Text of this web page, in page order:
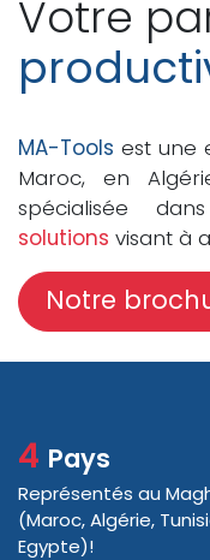
Votre
MA-Tools est une
Maroc, en
spécialisée
solutions visant à
Notre
4 Pays
Représentés au
(Maroc, Algérie,
Egypte)!